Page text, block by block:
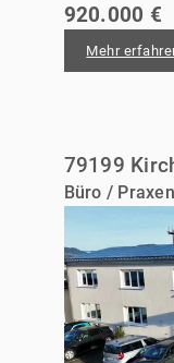
920.000 €
Mehr
79199
Büro /